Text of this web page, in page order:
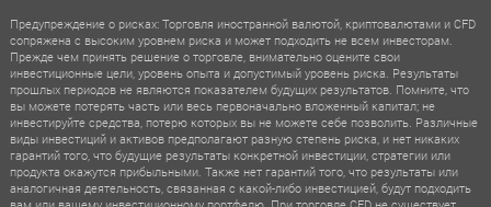
Предупреждение о рисках: Торговля иностранной валютой, криптовалютами и CFD
сопряжена с высоким уровнем риска и может подходить не всем инвесторам.
Прежде чем принять решение о торговле, внимательно оцените свои
инвестиционные цели, уровень опыта и допустимый уровень риска. Результаты
прошлых периодов не являются показателем будущих результатов. Помните, что
вы можете потерять часть или весь первоначально вложенный капитал; не
инвестируйте средства, потерю которых вы не можете себе позволить. Различные
виды инвестиций и активов предполагают разную степень риска, и нет никаких
гарантий того, что будущие результаты конкретной инвестиции, стратегии или
продукта окажутся прибыльными. Также нет гарантий того, что результаты или
аналогичная деятельность, связанная с какой-либо инвестицией, будут подходить